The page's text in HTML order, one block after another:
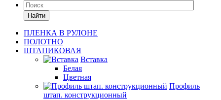
Найти
ПЛЕНКА В РУЛОНЕ
ПОЛОТНО
ШТАПИКОВАЯ
Вставка
Белая
Цветная
Профиль
штап. конструкционный